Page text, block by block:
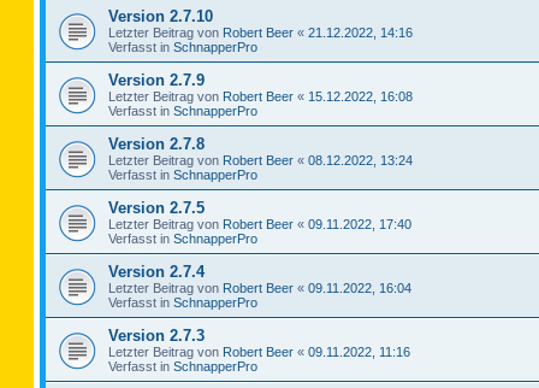
Version 2.7.10
Letzter Beitrag von Robert Beer « 21.12.2022, 14:16
Verfasst in SchnapperPro
Version 2.7.9
Letzter Beitrag von Robert Beer « 15.12.2022, 16:08
Verfasst in SchnapperPro
Version 2.7.8
Letzter Beitrag von Robert Beer « 08.12.2022, 13:24
Verfasst in SchnapperPro
Version 2.7.5
Letzter Beitrag von Robert Beer « 09.11.2022, 17:40
Verfasst in SchnapperPro
Version 2.7.4
Letzter Beitrag von Robert Beer « 09.11.2022, 16:04
Verfasst in SchnapperPro
Version 2.7.3
Letzter Beitrag von Robert Beer « 09.11.2022, 11:16
Verfasst in SchnapperPro